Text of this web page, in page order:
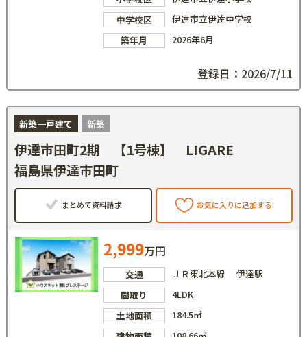
中学校区
伊達市立伊達中学校
築年月
2026年6月
登録日：2026/7/11
新築一戸建て 新築
伊達市田町2期 【1号棟】 LIGARE
福島県伊達市田町
まとめて資料請求 お気に入りに追加する
2,999万円
交通
ＪＲ東北本線 伊達駅
間取り
4LDK
土地面積
184.5㎡